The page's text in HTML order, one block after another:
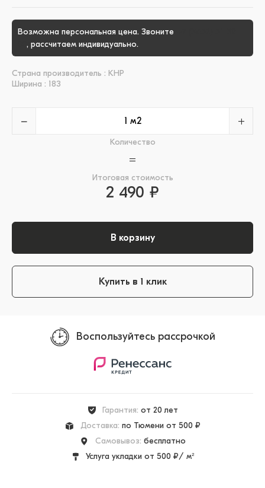
Возможна персональная цена. Звоните
, рассчитаем индивидуально.
Страна производитель : КНР
Ширина : 183
− +
Количество
=
Итоговая стоимость
2 490 ₽
В корзину
Купить в 1 клик
Воспользуйтесь рассрочкой
Гарантия: от 20 лет
Доставка: по Тюмени от 500 ₽
Самовывоз: бесплатно
Услуга укладки от 500 ₽/ м²